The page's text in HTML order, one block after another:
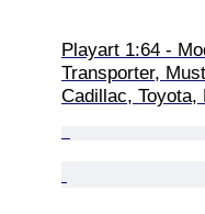
Playart 1:64 -
Transporter,
Cadillac, Toyota,